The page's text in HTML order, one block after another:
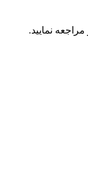
نمایید.